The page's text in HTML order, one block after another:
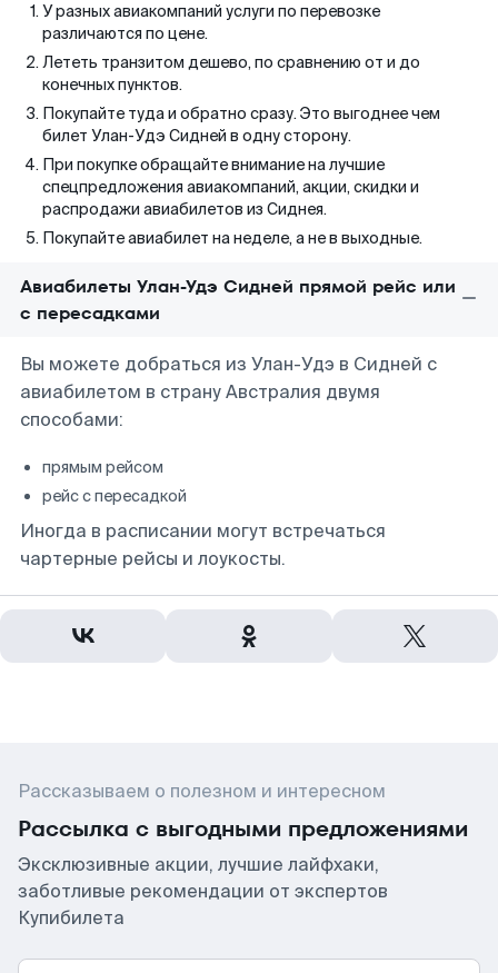
У разных авиакомпаний услуги по перевозке
различаются по цене.
Лететь транзитом дешево, по сравнению от и до
конечных пунктов.
Покупайте туда и обратно сразу. Это выгоднее чем
билет Улан-Удэ Сидней в одну сторону.
При покупке обращайте внимание на лучшие
спецпредложения авиакомпаний, акции, скидки и
распродажи авиабилетов из Сиднея.
Покупайте авиабилет на неделе, а не в выходные.
Авиабилеты Улан-Удэ Сидней прямой рейс или
с пересадками
Вы можете добраться из Улан-Удэ в Сидней с
авиабилетом в страну Австралия двумя
способами:
прямым рейсом
рейс с пересадкой
Иногда в расписании могут встречаться
чартерные рейсы и лоукосты.
Рассказываем о полезном и интересном
Рассылка с выгодными предложениями
Эксклюзивные акции, лучшие лайфхаки,
заботливые рекомендации от экспертов
Купибилета